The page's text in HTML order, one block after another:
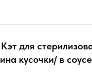
для
кусочки/ в